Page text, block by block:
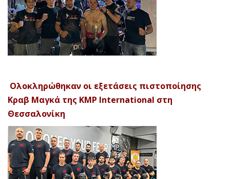
Ολοκληρώθηκαν οι εξετάσεις πιστοποίησης
Κραβ Μαγκά της KMP International στη
Θεσσαλονίκη